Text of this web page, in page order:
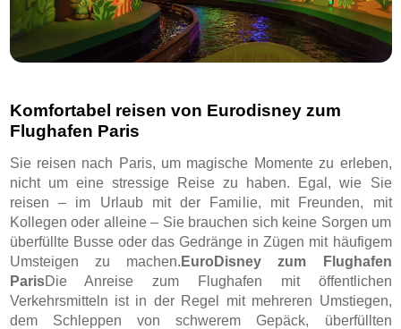
Komfortabel reisen von Eurodisney zum
Flughafen Paris
Sie reisen nach Paris, um magische Momente zu erleben,
nicht um eine stressige Reise zu haben. Egal, wie Sie
reisen – im Urlaub mit der Familie, mit Freunden, mit
Kollegen oder alleine – Sie brauchen sich keine Sorgen um
überfüllte Busse oder das Gedränge in Zügen mit häufigem
Umsteigen zu machen. EuroDisney zum Flughafen
ParisDie Anreise zum Flughafen mit öffentlichen
Verkehrsmitteln ist in der Regel mit mehreren Umstiegen,
dem Schleppen von schwerem Gepäck, überfüllten